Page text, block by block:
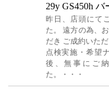
29y GS450h
昨日、店頭にて
た。 遠方の為、
だき ご成約いた
点検実施・希望
後、無事にご
た。・・・